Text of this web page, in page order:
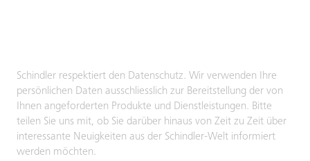
Schindler respektiert den Datenschutz. Wir verwenden Ihre
persönlichen Daten ausschliesslich zur Bereitstellung der von
Ihnen angeforderten Produkte und Dienstleistungen. Bitte
teilen Sie uns mit, ob Sie darüber hinaus von Zeit zu Zeit über
interessante Neuigkeiten aus der Schindler-Welt informiert
werden möchten.